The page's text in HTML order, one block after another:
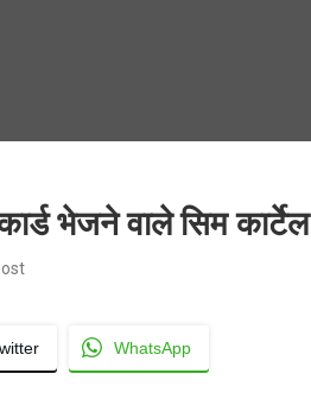
भेजने वाले सिम
WhatsApp